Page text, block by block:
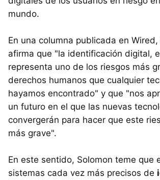
mundo.
En una columna publicada en Wired,
afirma que "la identificación digital,
representa uno de los riesgos más
derechos humanos que cualquier
hayamos encontrado" y que "nos
un futuro en el que las nuevas
convergerán para hacer que este
más grave".
En este sentido, Solomon teme que
sistemas cada vez más precisos de